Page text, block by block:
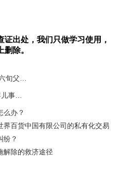
出处，我们只做学习使用，
除。
么办？
界百货中国有限公司的私有化交易
纷？
解除的救济途径